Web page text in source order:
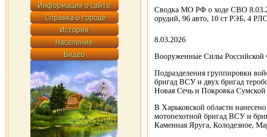
Сводка МО РФ о ходе СВО
орудий, 96 авто, 10 ст РЭБ, 4
8.03.2026
Вооруженные Силы Российской
Подразделения группировки
бригад ВСУ и двух бригад
Новая Сечь и Покровка Сумской
В Харьковской области
мотопехотной бригад ВСУ и
Каменная Яруга, Колодезное,